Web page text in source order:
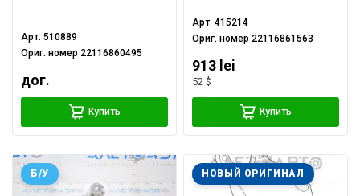
Арт.510889
Ориг. номер 22116860495
дог.
Купить
Арт.415214
Ориг. номер 22116861563
913 lei
52 $
Купить
Б/У НОВЫЙ ОРИГИНАЛ